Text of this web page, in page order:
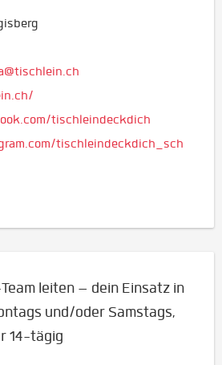
tischleindeckdich
tischleindeckdich_sch
leiten – dein Einsatz in
und/oder Samstags,
14-tägig